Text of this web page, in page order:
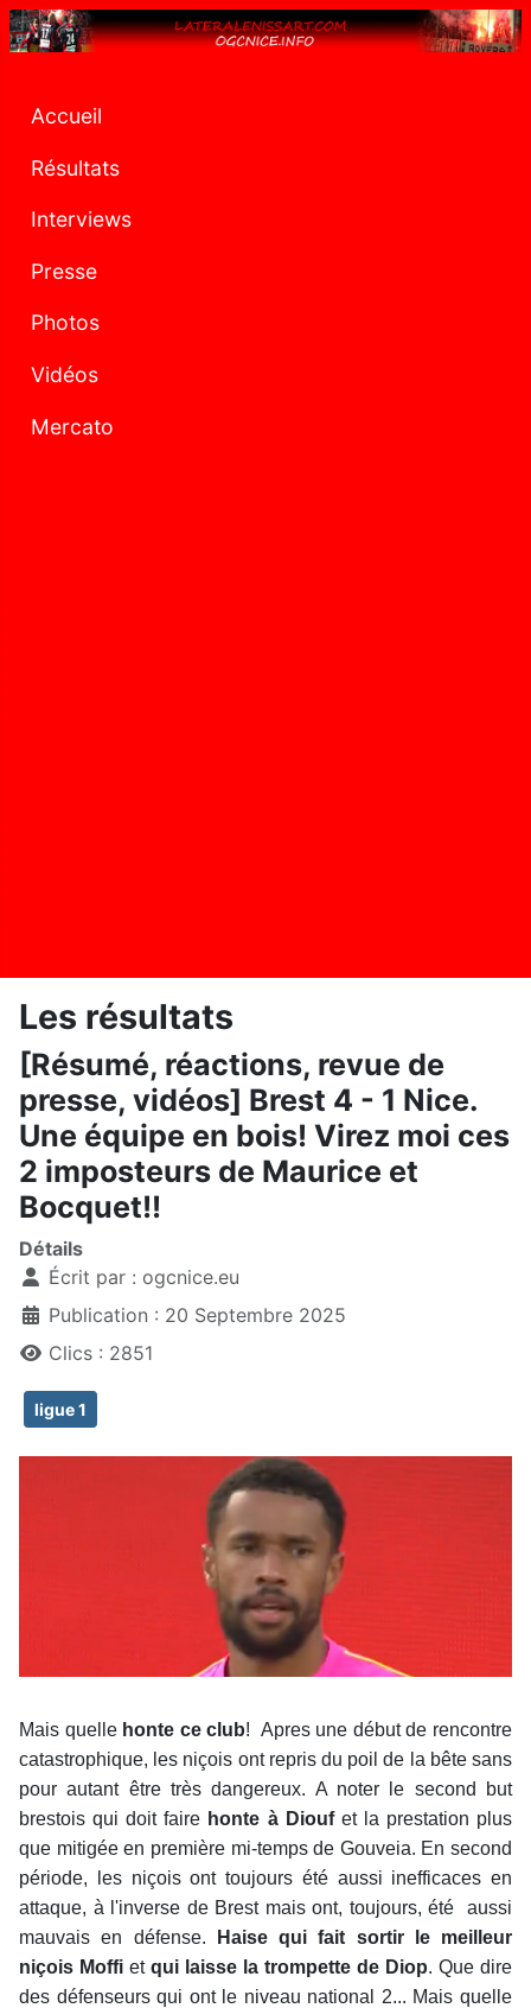
Accueil
Résultats
Interviews
Presse
Photos
Vidéos
Mercato
Les résultats
[Résumé, réactions, revue de
presse, vidéos] Brest 4 - 1 Nice.
Une équipe en bois! Virez moi ces
2 imposteurs de Maurice et
Bocquet!!
Détails
Écrit par : ogcnice.eu
Publication : 20 Septembre 2025
Clics : 2851
ligue 1
Mais quellehonte ce club! Apres une début de rencontre
catastrophique, les niçois ont repris du poil de la bête sans
pour autant être très dangereux. A noter le second but
brestois qui doit faire honte à Dioufet la prestation plus
que mitigée en première mi-temps de Gouveia. En second
période, les niçois ont toujours été aussi inefficaces en
attaque, à l'inverse de Brest mais ont, toujours, été aussi
mauvais en défense.
Haise qui fait sortir le meilleur
niçois Moffi etqui laisse la trompette de Diop. Que dire
des défenseurs qui ont le niveau national 2... Mais quelle